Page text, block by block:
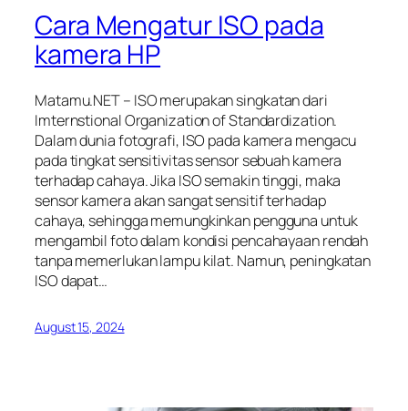
Cara Mengatur ISO pada
kamera HP
Matamu.NET – ISO merupakan singkatan dari
Imternstional Organization of Standardization.
Dalam dunia fotografi, ISO pada kamera mengacu
pada tingkat sensitivitas sensor sebuah kamera
terhadap cahaya. Jika ISO semakin tinggi, maka
sensor kamera akan sangat sensitif terhadap
cahaya, sehingga memungkinkan pengguna untuk
mengambil foto dalam kondisi pencahayaan rendah
tanpa memerlukan lampu kilat. Namun, peningkatan
ISO dapat…
August 15, 2024